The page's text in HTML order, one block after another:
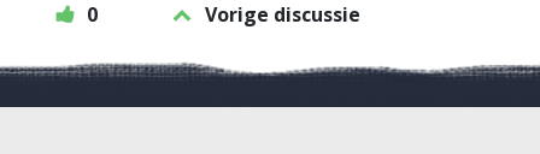
0 Vorige discussie